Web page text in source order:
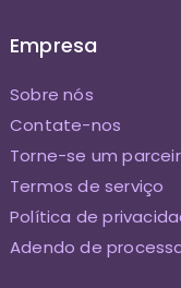
Empresa
Sobre nós
Contate-nos
Torne-se um
Termos de serviço
Política de
Adendo de